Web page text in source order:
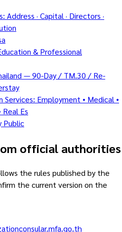
· Capital · Directors ·
& Professional
— 90-Day / TM.30 / Re-
Employment • Medical •
Es
Public
official authorities
the rules published by the
the current version on the
consular.mfa.go.th